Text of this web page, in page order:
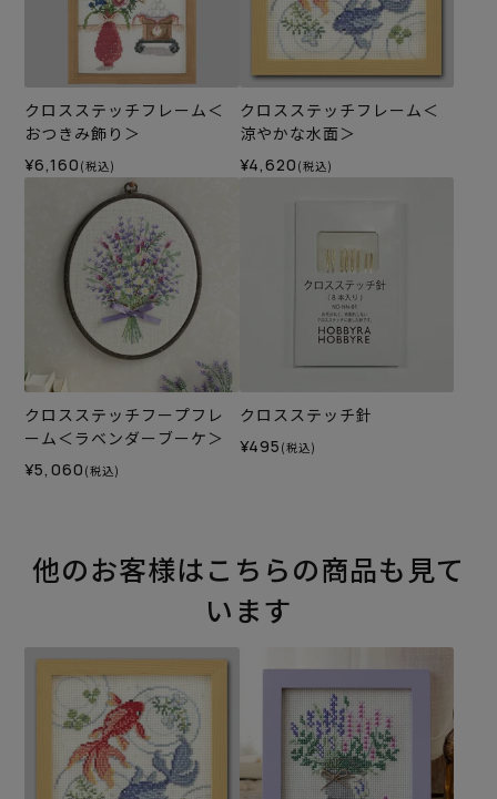
クロスステッチフレーム＜
おつきみ飾り＞
¥6,160 (税込)
クロスステッチフレーム＜
涼やかな水面＞
¥4,620 (税込)
クロスステッチフープフレ
ーム＜ラベンダーブーケ＞
¥5,060 (税込)
クロスステッチ針
¥495 (税込)
他のお客様はこちらの商品も見て
います